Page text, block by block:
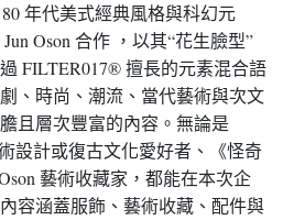
年代美式經典風格與科幻元
Oson 合作 ，以其“花生臉型”
FILTER017® 擅長的元素混合語
、時尚、潮流、當代藝術與次文
且層次豐富的內容。無論是
設計或復古文化愛好者、《怪奇
藝術收藏家，都能在本次企
容涵蓋服飾、藝術收藏、配件與